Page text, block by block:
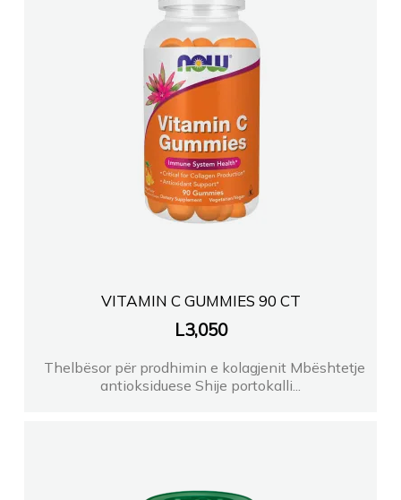
VITAMIN C GUMMIES 90 CT
L3,050
Thelbësor për prodhimin e kolagjenit Mbështetje
antioksiduese Shije portokalli...